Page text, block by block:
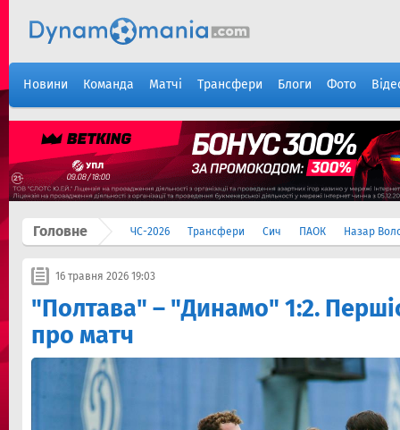
Новини Команда Матчі Трансфери Блоги Фото
Головне ЧС-2026 Трансфери Сич ПАОК Назар
16 травня 2026 19:03
"Полтава" – "Динамо" 1:2.
про матч